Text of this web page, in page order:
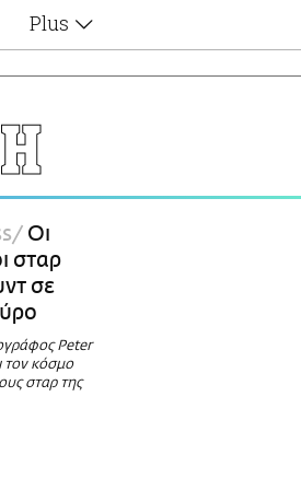
Plus
Αφιερώματα
Ζώδια
Οι Αθηναίοι
Απώλειες
Lgbtqi+
Επιλογές
Οι
σταρ
σε
Peter
τον κόσμο
σταρ της